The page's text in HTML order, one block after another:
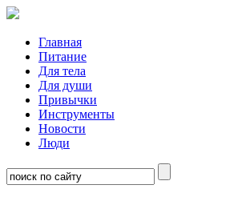
Главная
Питание
Для тела
Для души
Привычки
Инструменты
Новости
Люди